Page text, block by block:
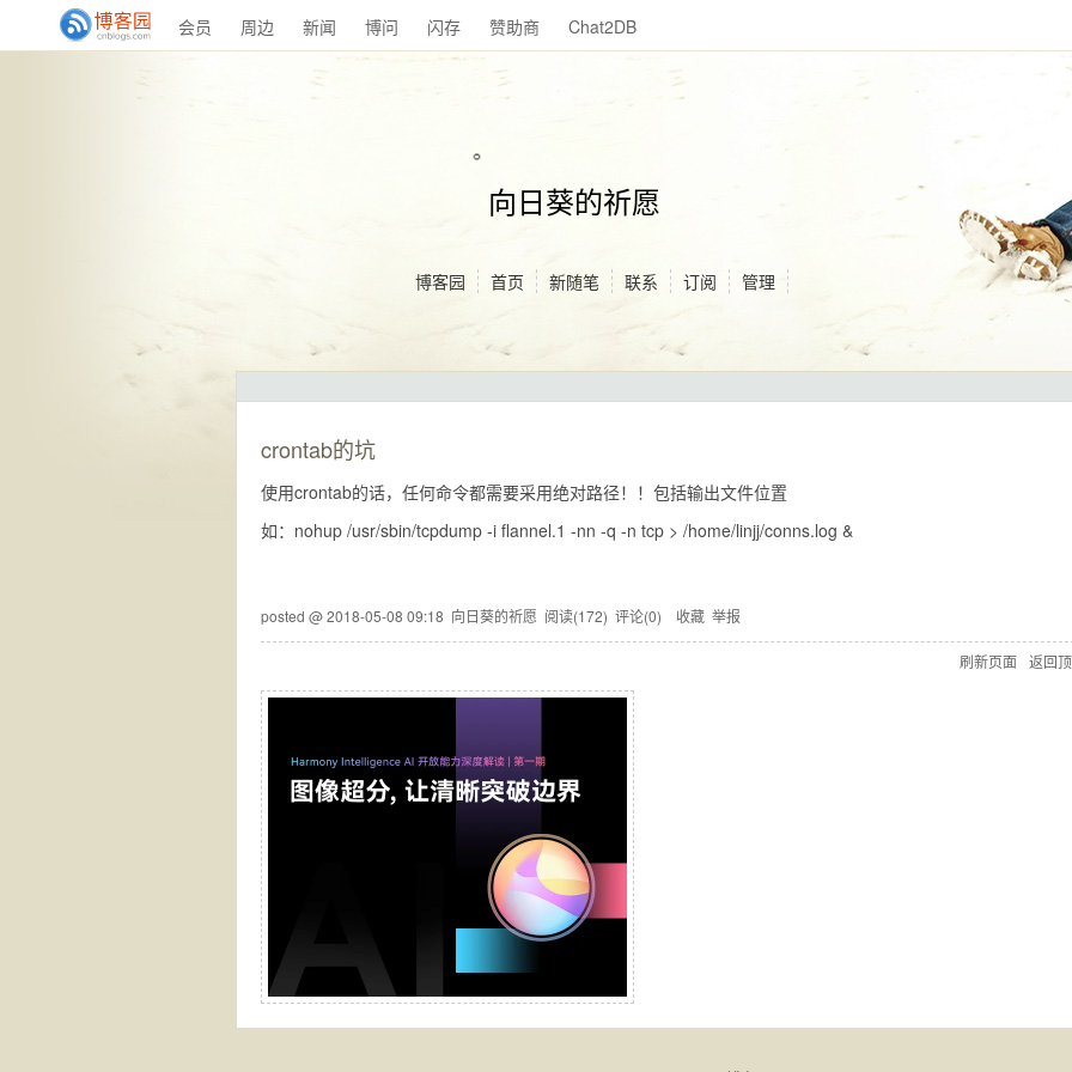
会员 周边 新闻 博问 闪存 赞助商 Chat2DB
向日葵的祈愿
博客园 首页 新随笔 联系 订阅 管理
crontab的坑
使用crontab的话，任何命令都需要采用绝对路径！！包括输出文件位置
如：nohup /usr/sbin/tcpdump -i flannel.1 -nn -q -n tcp > /home/linjj/conns.log &
posted @2018-05-08 09:18 向日葵的祈愿 阅读(172) 评论(0) 收藏 举报
刷新页面 返回